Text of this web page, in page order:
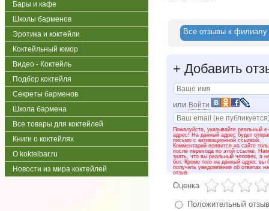
Бары и кафе
Школы барменов
Эротика и коктейли
Коктейльный юмор
Видео - Коктейль
Подбор коктейля
Секреты барменов
Школа бармена
Все товары для коктейлей
Книги о коктейлях
О koktelbar.ru
Новости из мира коктейлей
Все отзывы к филиалу
+ Добавить
или Войти
Пожалуйста, указывайте реальный
адрес! На данный адрес будет
письмо с активационной ссылкой.
Комментарий появится на сайте
после перехода по этой ссылке.
знать, что вы реальный человек, а
бот. Кроме того на данный адрес вы
получать уведомления об ответах
отзыв.
Оценка
Положительный отзыв